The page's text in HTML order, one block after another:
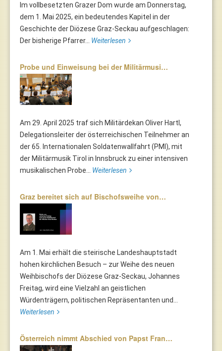
Im vollbesetzten Grazer Dom wurde am Donnerstag,
dem 1. Mai 2025, ein bedeutendes Kapitel in der
Geschichte der Diözese Graz-Seckau aufgeschlagen:
Der bisherige Pfarrer... Weiterlesen
Probe und Einweisung bei der Militärmusi…
Am 29. April 2025 traf sich Militärdekan Oliver Hartl,
Delegationsleiter der österreichischen Teilnehmer an
der 65. Internationalen Soldatenwallfahrt (PMI), mit
der Militärmusik Tirol in Innsbruck zu einer intensiven
musikalischen Probe... Weiterlesen
Graz bereitet sich auf Bischofsweihe von…
Am 1. Mai erhält die steirische Landeshauptstadt
hohen kirchlichen Besuch – zur Weihe des neuen
Weihbischofs der Diözese Graz-Seckau, Johannes
Freitag, wird eine Vielzahl an geistlichen
Würdenträgern, politischen Repräsentanten und...
Weiterlesen
Österreich nimmt Abschied von Papst Fran…